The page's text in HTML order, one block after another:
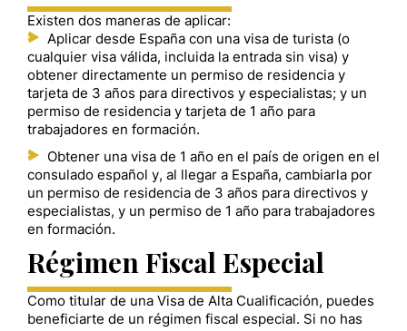
Existen dos maneras de aplicar:
Aplicar desde España con una visa de turista (o
cualquier visa válida, incluida la entrada sin visa) y
obtener directamente un permiso de residencia y
tarjeta de 3 años para directivos y especialistas; y un
permiso de residencia y tarjeta de 1 año para
trabajadores en formación.
Obtener una visa de 1 año en el país de origen en el
consulado español y, al llegar a España, cambiarla por
un permiso de residencia de 3 años para directivos y
especialistas, y un permiso de 1 año para trabajadores
en formación.
Régimen Fiscal Especial
Como titular de una Visa de Alta Cualificación, puedes
beneficiarte de un régimen fiscal especial. Si no has